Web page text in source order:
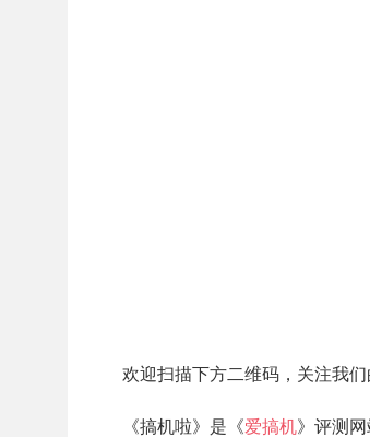
欢迎扫描下方二维码，关注我
《搞机啦》是《爱搞机》评测